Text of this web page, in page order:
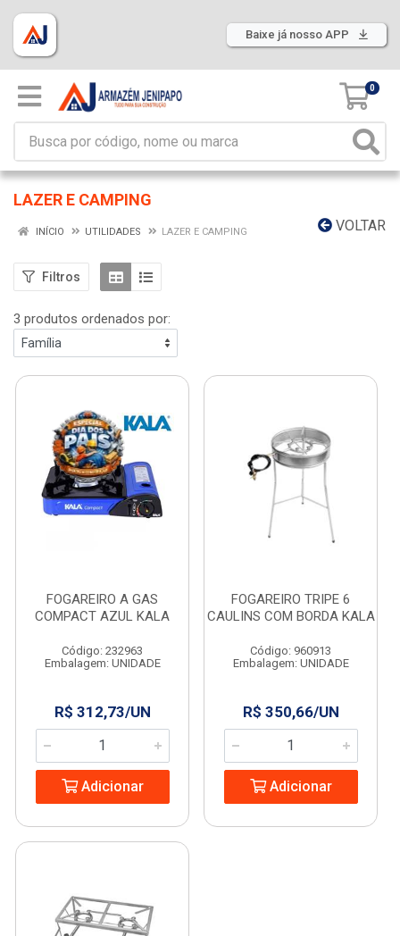
Baixe já nosso APP
0
LAZER E CAMPING
VOLTAR
INÍCIO UTILIDADES LAZER E CAMPING
Filtros
3 produtos ordenados por:
FOGAREIRO A GAS
COMPACT AZUL KALA
Código: 232963
Embalagem: UNIDADE
R$ 312,73/UN
Adicionar
FOGAREIRO TRIPE 6
CAULINS COM BORDA KALA
Código: 960913
Embalagem: UNIDADE
R$ 350,66/UN
Adicionar